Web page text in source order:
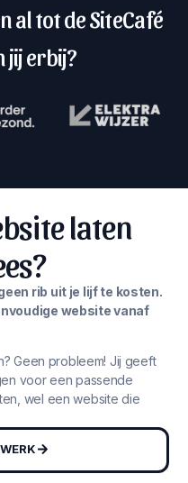
al tot de SiteCafé
jij erbij?
laten
rib uit je lijf te kosten.
website vanaf
Geen probleem! Jij geeft
voor een passende
wel een website die